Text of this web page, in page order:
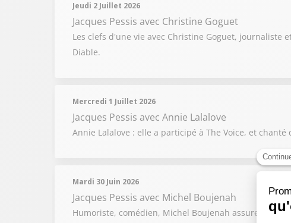
Jeudi 2 Juillet 2026
Jacques Pessis avec Christine Goguet
Les clefs d'une vie avec Christine Goguet,
Diable.
Mercredi 1 Juillet 2026
Jacques Pessis avec Annie Lalalove
Annie Lalalove : elle a participé à The Voice, et
Mardi 30 Juin 2026
Jacques Pessis avec Michel Boujenah
Humoriste, comédien, Michel Boujenah assure aussi